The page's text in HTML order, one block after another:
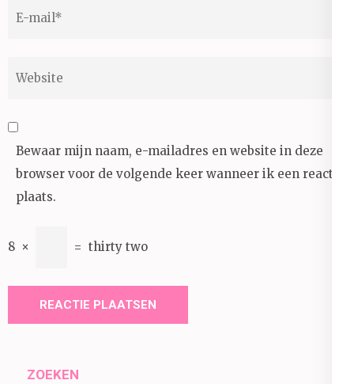
Bewaar mijn naam, e-mailadres en website in deze
browser voor de volgende keer wanneer ik een reactie
plaats.
8 × = thirty two
ZOEKEN